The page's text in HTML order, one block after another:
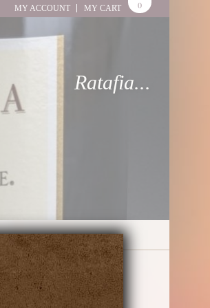
0
MY CART
MY ACCOUNT
Ratafia...